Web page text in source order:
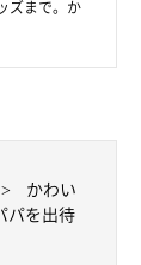
ズまで。か
かわい
パを出待